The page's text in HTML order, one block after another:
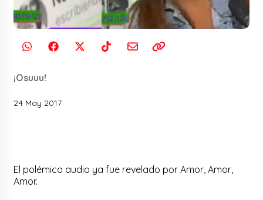
¡Osuuu!
24 May 2017
El polémico audio ya fue revelado por Amor, Amor,
Amor.